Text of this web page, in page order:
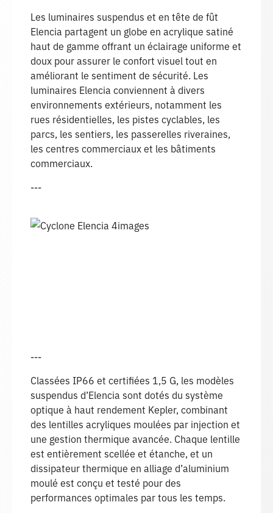
Les luminaires suspendus et en tête de fût
Elencia partagent un globe en acrylique satiné
haut de gamme offrant un éclairage uniforme et
doux pour assurer le confort visuel tout en
améliorant le sentiment de sécurité. Les
luminaires Elencia conviennent à divers
environnements extérieurs, notamment les
rues résidentielles, les pistes cyclables, les
parcs, les sentiers, les passerelles riveraines,
les centres commerciaux et les bâtiments
commerciaux.
---
---
Classées IP66 et certifiées 1,5 G, les modèles
suspendus d’Elencia sont dotés du système
optique à haut rendement Kepler, combinant
des lentilles acryliques moulées par injection et
une gestion thermique avancée. Chaque lentille
est entièrement scellée et étanche, et un
dissipateur thermique en alliage d’aluminium
moulé est conçu et testé pour des
performances optimales par tous les temps.